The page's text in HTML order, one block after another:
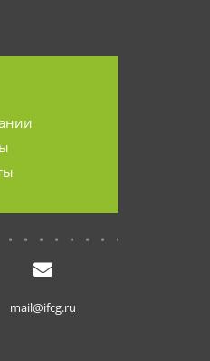
mail@ifcg.ru